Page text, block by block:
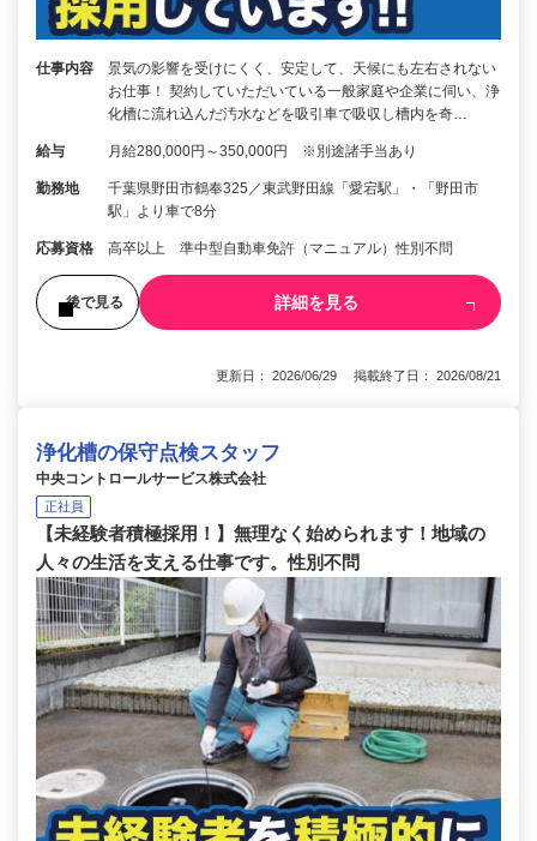
仕事内容
景気の影響を受けにくく、安定して、天候にも左右されない
お仕事！ 契約していただいている一般家庭や企業に伺い、浄
化槽に流れ込んだ汚水などを吸引車で吸収し槽内を奇…
給与 月給280,000円～350,000円 ※別途諸手当あり
勤務地
千葉県野田市鶴奉325／東武野田線「愛宕駅」・「野田市
駅」より車で8分
応募資格 高卒以上 準中型自動車免許（マニュアル）性別不問
後で見る 詳細を見る
更新日： 2026/06/29 掲載終了日： 2026/08/21
浄化槽の保守点検スタッフ
中央コントロールサービス株式会社
正社員
【未経験者積極採用！】無理なく始められます！地域の
人々の生活を支える仕事です。性別不問